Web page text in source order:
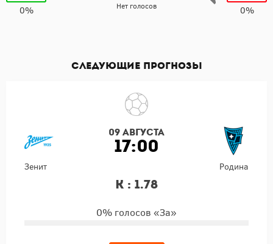
0%
Нет голосов
0%
Следующие прогнозы
09 августа
17:00
Зенит Родина
К : 1.78
0% голосов «За»